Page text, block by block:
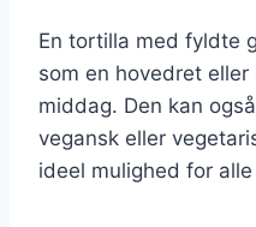
En tortilla med fyldte
som en hovedret
middag. Den kan
vegansk eller
ideel mulighed for